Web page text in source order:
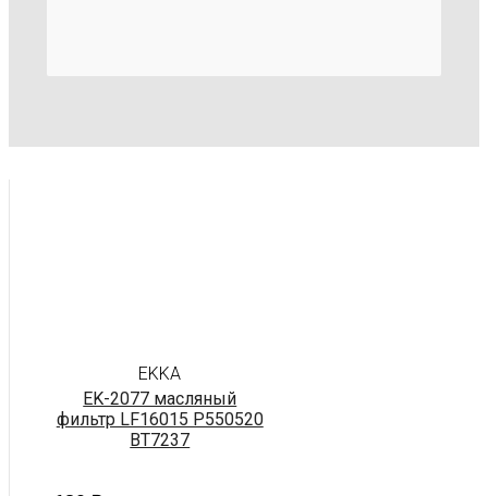
EKKA
EK-2077 масляный
фильтр LF16015 P550520
BT7237